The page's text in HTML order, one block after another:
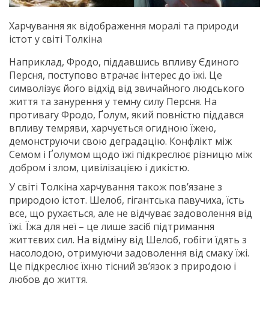
Харчування як відображення моралі та природи
істот у світі Толкіна
Наприклад, Фродо, піддавшись впливу Єдиного
Персня, поступово втрачає інтерес до їжі. Це
символізує його відхід від звичайного людського
життя та занурення у темну силу Персня. На
противагу Фродо, Ґолум, який повністю піддався
впливу темряви, харчується огидною їжею,
демонструючи свою деградацію. Конфлікт між
Семом і Ґолумом щодо їжі підкреслює різницю між
добром і злом, цивілізацією і дикістю.
У світі Толкіна харчування також пов’язане з
природою істот. Шелоб, гігантська павучиха, їсть
все, що рухається, але не відчуває задоволення від
їжі. Їжа для неї – це лише засіб підтримання
життєвих сил. На відміну від Шелоб, гобіти їдять з
насолодою, отримуючи задоволення від смаку їжі.
Це підкреслює їхню тісний зв’язок з природою і
любов до життя.